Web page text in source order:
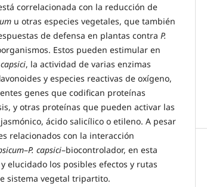
correlacionada con la reducción de
u otras especies vegetales, que también
de defensa en plantas contra P.
Estos pueden estimular en
, la actividad de varias enzimas
y especies reactivas de oxígeno,
genes que codifican proteínas
y otras proteínas que pueden activar las
ácido salicílico o etileno. A pesar
relacionados con la interacción
–P. capsici–biocontrolador, en esta
elucidado los posibles efectos y rutas
sistema vegetal tripartito.